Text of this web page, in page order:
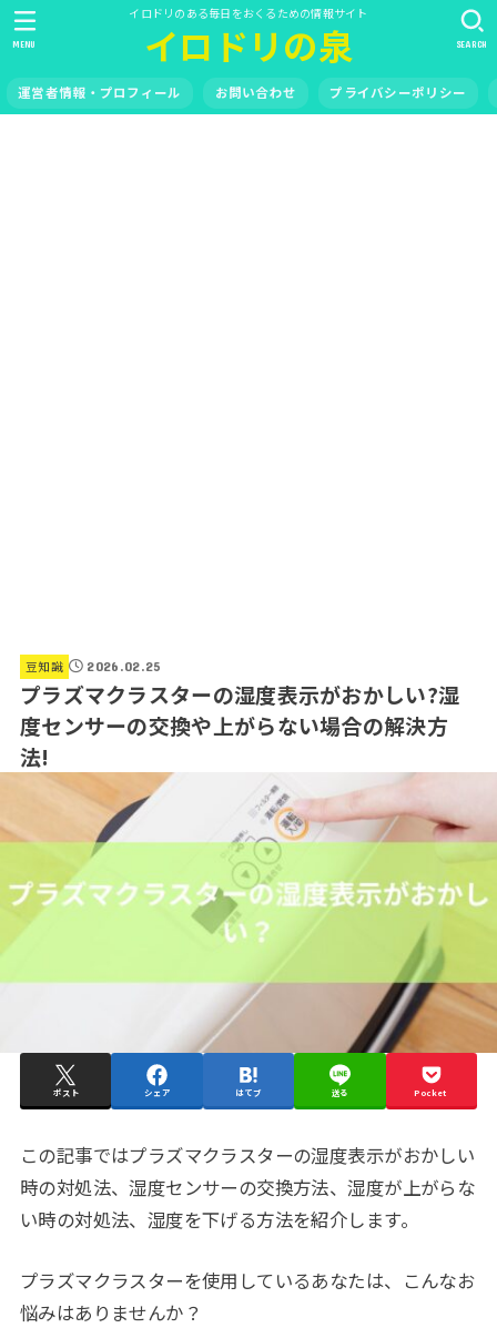
イロドリのある毎日をおくるための情報サイト
イロドリの泉
運営者情報・プロフィール お問い合わせ プライバシーポリシー
SEARCH
MENU
豆知識 2026.02.25
プラズマクラスターの湿度表示がおかしい?湿
度センサーの交換や上がらない場合の解決方
法!
ポスト シェア はてブ 送る Pocket
この記事ではプラズマクラスターの湿度表示がおかしい
時の対処法、湿度センサーの交換方法、湿度が上がらな
い時の対処法、湿度を下げる方法を紹介します。
プラズマクラスターを使用しているあなたは、こんなお
悩みはありませんか？